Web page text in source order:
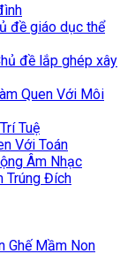
đề giáo dục thể
đề lắp ghép xây
Quen Với Môi
Tuệ
Với Toán
Âm Nhạc
Trúng Đích
Ghế Mầm Non